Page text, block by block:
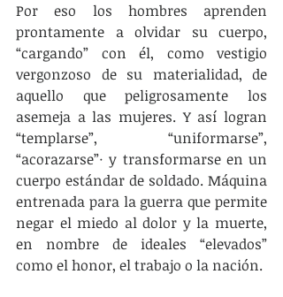
Por eso los hombres aprenden
prontamente a olvidar su cuerpo,
“cargando” con él, como vestigio
vergonzoso de su materialidad, de
aquello que peligrosamente los
asemeja a las mujeres. Y así logran
“templarse”, “uniformarse”,
“acorazarse”· y transformarse en un
cuerpo estándar de soldado. Máquina
entrenada para la guerra que permite
negar el miedo al dolor y la muerte,
en nombre de ideales “elevados”
como el honor, el trabajo o la nación.